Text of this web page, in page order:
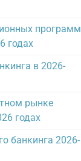
программ
годах
в 2026-
рынке
годах
банкинга 2026-